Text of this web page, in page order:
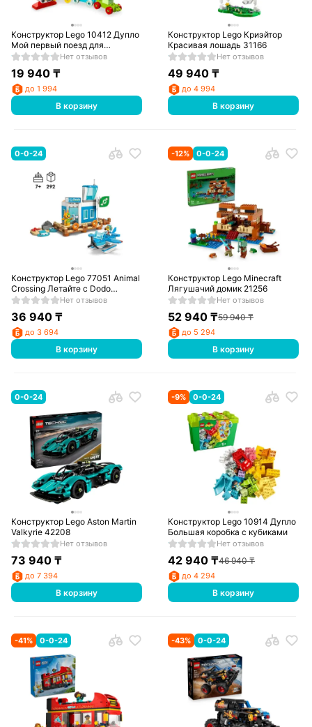
Конструктор Lego 10412 Дупло
Мой первый поезд для
домашних животных
Нет отзывов
19 940₸
до 1 994
В корзину
Конструктор Lego Криэйтор
Красивая лошадь 31166
Нет отзывов
49 940 ₸
до 4 994
В корзину
0-0-24
Конструктор Lego 77051 Animal
Crossing Летайте с Dodo
Airlines!
Нет отзывов
36 940₸
до 3 694
В корзину
-12% 0-0-24
Конструктор Lego Minecraft
Лягушачий домик 21256
Нет отзывов
52 940 ₸59 940₸
до 5 294
В корзину
0-0-24
Конструктор Lego Aston Martin
Valkyrie 42208
Нет отзывов
73 940₸
до 7 394
В корзину
-9% 0-0-24
Конструктор Lego 10914 Дупло
Большая коробка с кубиками
Нет отзывов
42 940 ₸46 940₸
до 4 294
В корзину
-41% 0-0-24 -43% 0-0-24